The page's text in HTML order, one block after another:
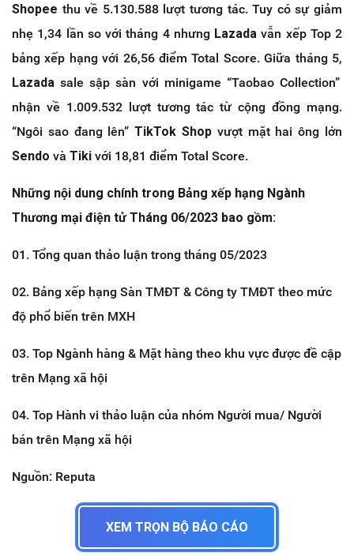
Shopee thu về 5.130.588 lượt tương tác. Tuy có sự giảm
nhẹ 1,34 lần so với tháng 4 nhưng Lazada vẫn xếp Top 2
bảng xếp hạng với 26,56 điểm Total Score. Giữa tháng 5,
Lazada sale sập sàn với minigame “Taobao Collection”
nhận về 1.009.532 lượt tương tác từ cộng đồng mạng.
“Ngôi sao đang lên”TikTok Shop vượt mặt hai ông lớn
Sendo và Tiki với 18,81 điểm Total Score.
Những nội dung chính trong Bảng xếp hạng Ngành
Thương mại điện tử Tháng 06/2023 bao gồm:
01. Tổng quan thảo luận trong tháng 05/2023
02. Bảng xếp hạng Sàn TMĐT & Công ty TMĐT theo mức
độ phổ biến trên MXH
03. Top Ngành hàng & Mặt hàng theo khu vực được đề cập
trên Mạng xã hội
04. Top Hành vi thảo luận của nhóm Người mua/ Người
bán trên Mạng xã hội
Nguồn: Reputa
XEM TRỌN BỘ BÁO CÁO